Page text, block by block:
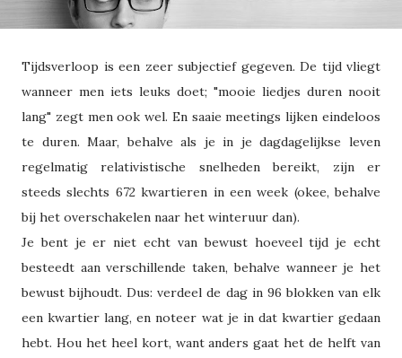
Tijdsverloop is een zeer subjectief gegeven. De tijd vliegt
wanneer men iets leuks doet; "mooie liedjes duren nooit
lang" zegt men ook wel. En saaie meetings lijken eindeloos
te duren. Maar, behalve als je in je dagdagelijkse leven
regelmatig relativistische snelheden bereikt, zijn er
steeds slechts 672 kwartieren in een week (okee, behalve
bij het overschakelen naar het winteruur dan).
Je bent je er niet echt van bewust hoeveel tijd je echt
besteedt aan verschillende taken, behalve wanneer je het
bewust bijhoudt. Dus: verdeel de dag in 96 blokken van elk
een kwartier lang, en noteer wat je in dat kwartier gedaan
hebt. Hou het heel kort, want anders gaat het de helft van